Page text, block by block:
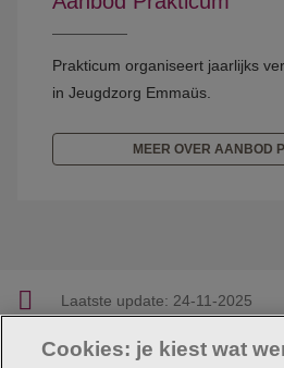
Prakticum organiseert jaarlijks
in Jeugdzorg Emmaüs.
MEER OVER AANBOD
Laatste update: 24-11-2025
Cookies: je kiest wat